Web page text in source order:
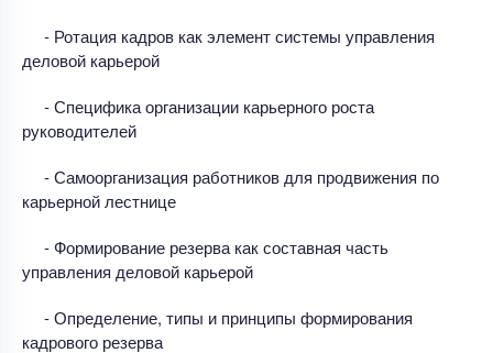
- Ротация кадров как элемент системы управления
деловой карьерой
- Специфика организации карьерного роста
руководителей
- Самоорганизация работников для продвижения по
карьерной лестнице
- Формирование резерва как составная часть
управления деловой карьерой
- Определение, типы и принципы формирования
кадрового резерва